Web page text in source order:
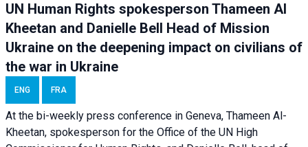
UN Human Rights spokesperson Thameen Al
Kheetan and Danielle Bell Head of Mission
Ukraine on the deepening impact on civilians of
the war in Ukraine
ENG FRA
At the bi-weekly press conference in Geneva, Thameen Al-
Kheetan, spokesperson for the Office of the UN High